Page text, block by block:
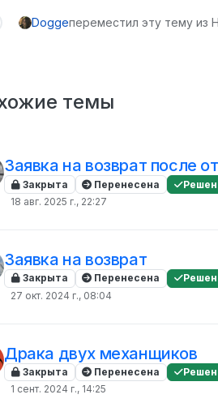
Doggeпереместил эту тему из
темы
Заявка на возврат после
Закрыта Перенесена
18 авг. 2025 г., 22:27
Заявка на возврат
Закрыта Перенесена
27 окт. 2024 г., 08:04
Драка двух механщиков
Закрыта Перенесена
1 сент. 2024 г., 14:25